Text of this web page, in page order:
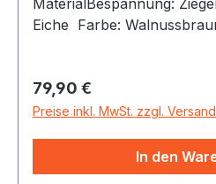
Eiche Farbe:
hat die Trommel/das Fell
Stärke für warme und
Rahmen bewirkt
komfortabler Griff sorgt
Regulärer Preis:
79,90 €
Preise inkl. MwSt. zzgl.
In den